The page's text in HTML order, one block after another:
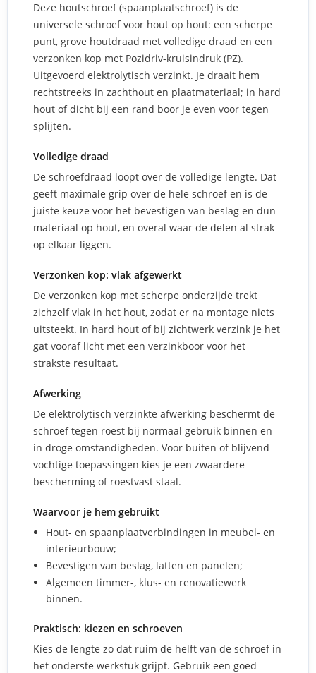
Deze houtschroef (spaanplaatschroef) is de
universele schroef voor hout op hout: een scherpe
punt, grove houtdraad met volledige draad en een
verzonken kop met Pozidriv-kruisindruk (PZ).
Uitgevoerd elektrolytisch verzinkt. Je draait hem
rechtstreeks in zachthout en plaatmateriaal; in hard
hout of dicht bij een rand boor je even voor tegen
splijten.
Volledige draad
De schroefdraad loopt over de volledige lengte. Dat
geeft maximale grip over de hele schroef en is de
juiste keuze voor het bevestigen van beslag en dun
materiaal op hout, en overal waar de delen al strak
op elkaar liggen.
Verzonken kop: vlak afgewerkt
De verzonken kop met scherpe onderzijde trekt
zichzelf vlak in het hout, zodat er na montage niets
uitsteekt. In hard hout of bij zichtwerk verzink je het
gat vooraf licht met een verzinkboor voor het
strakste resultaat.
Afwerking
De elektrolytisch verzinkte afwerking beschermt de
schroef tegen roest bij normaal gebruik binnen en
in droge omstandigheden. Voor buiten of blijvend
vochtige toepassingen kies je een zwaardere
bescherming of roestvast staal.
Waarvoor je hem gebruikt
Hout- en spaanplaatverbindingen in meubel- en
interieurbouw;
Bevestigen van beslag, latten en panelen;
Algemeen timmer-, klus- en renovatiewerk
binnen.
Praktisch: kiezen en schroeven
Kies de lengte zo dat ruim de helft van de schroef in
het onderste werkstuk grijpt. Gebruik een goed